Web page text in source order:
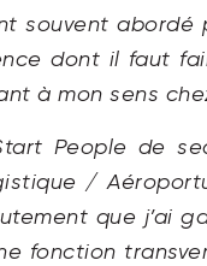
souvent
dont il faut
à mon sens
People de
/
que j’ai
fonction